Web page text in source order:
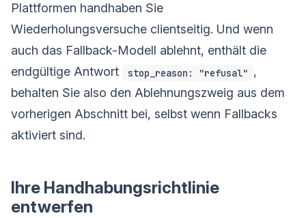
Plattformen handhaben Sie
Wiederholungsversuche clientseitig. Und wenn
auch das Fallback-Modell ablehnt, enthält die
endgültige Antwort
stop_reason: "refusal" ,
behalten Sie also den Ablehnungszweig aus dem
vorherigen Abschnitt bei, selbst wenn Fallbacks
aktiviert sind.
Ihre Handhabungsrichtlinie
entwerfen